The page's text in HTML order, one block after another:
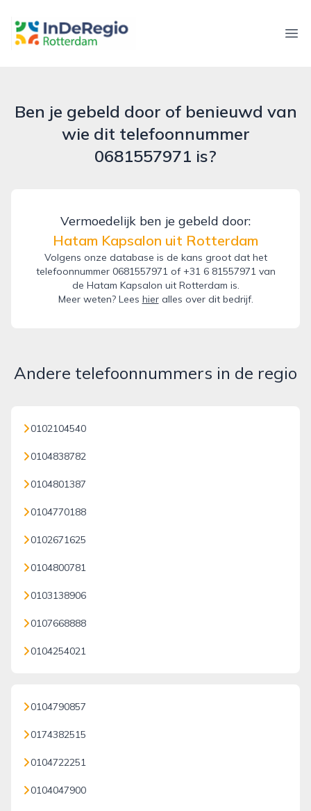
inderegiorotterdam.nl
Ben je gebeld door of benieuwd van
wie dit telefoonnummer
0681557971 is?
Vermoedelijk ben je gebeld door:
Hatam Kapsalon uit Rotterdam
Volgens onze database is de kans groot dat het
telefoonnummer 0681557971 of +31 6 81557971 van
de Hatam Kapsalon uit Rotterdam is.
Meer weten? Lees hieralles over dit bedrijf.
Andere telefoonnummers in de regio
0102104540
0104838782
0104801387
0104770188
0102671625
0104800781
0103138906
0107668888
0104254021
0104790857
0174382515
0104722251
0104047900